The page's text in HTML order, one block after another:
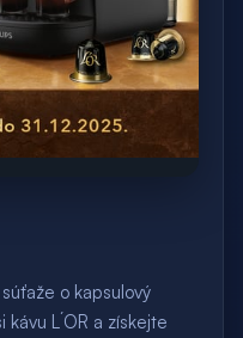
o kapsulový
kávu L´OR a získejte